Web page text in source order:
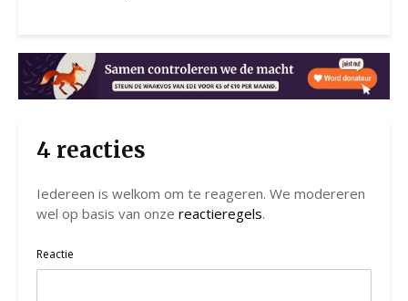
4 reacties
Iedereen is welkom om te reageren. We modereren
wel op basis van onze reactieregels.
Reactie